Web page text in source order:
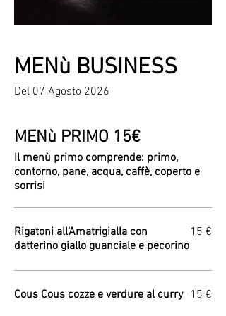
MENù BUSINESS
Del 07 Agosto 2026
MENù PRIMO 15€
Il menù primo comprende: primo,
contorno, pane, acqua, caffè, coperto e
sorrisi
Rigatoni all'Amatrigialla con
datterino giallo guanciale e pecorino
15 €
Cous Cous cozze e verdure al curry 15 €